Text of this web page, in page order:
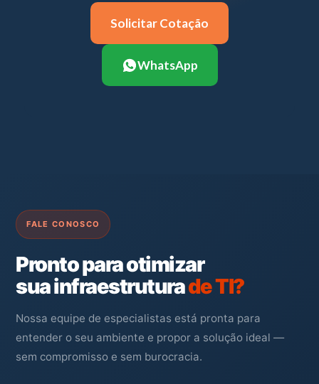
Solicitar Cotação
WhatsApp
FALE CONOSCO
Pronto para otimizar
sua infraestruturade TI?
Nossa equipe de especialistas está pronta para
entender o seu ambiente e propor a solução ideal —
sem compromisso e sem burocracia.